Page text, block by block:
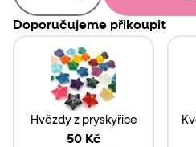
Doporučujeme přikoupit
Hvězdy z pryskyřice
50 Kč